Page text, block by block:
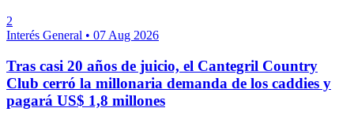
2
Interés General • 07 Aug 2026
Tras casi 20 años de juicio, el Cantegril Country
Club cerró la millonaria demanda de los caddies y
pagará US$ 1,8 millones